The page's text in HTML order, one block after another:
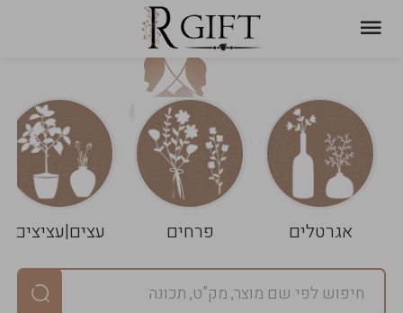
אגרטלים פרחים עצים|עציצים
עגלת
שלך
ניקוי
הסל
במארז